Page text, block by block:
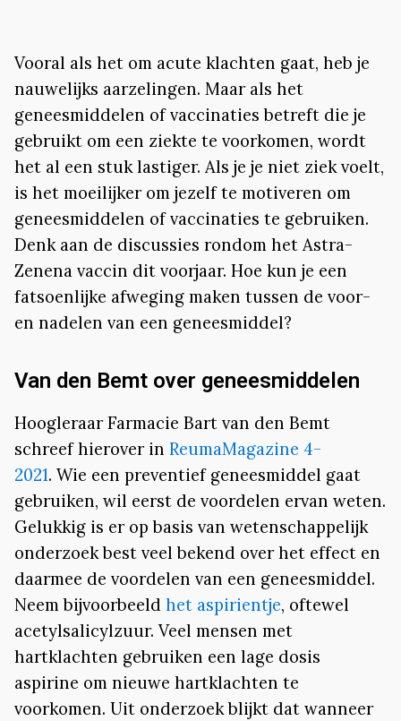
Vooral als het om acute klachten gaat, heb je
nauwelijks aarzelingen. Maar als het
geneesmiddelen of vaccinaties betreft die je
gebruikt om een ziekte te voorkomen, wordt
het al een stuk lastiger. Als je je niet ziek voelt,
is het moeilijker om jezelf te motiveren om
geneesmiddelen of vaccinaties te gebruiken.
Denk aan de discussies rondom het Astra-
Zenena vaccin dit voorjaar. Hoe kun je een
fatsoenlijke afweging maken tussen de voor-
en nadelen van een geneesmiddel?
Van den Bemt over geneesmiddelen
Hoogleraar Farmacie Bart van den Bemt
schreef hierover in ReumaMagazine 4-
2021. Wie een preventief geneesmiddel gaat
gebruiken, wil eerst de voordelen ervan weten.
Gelukkig is er op basis van wetenschappelijk
onderzoek best veel bekend over het effect en
daarmee de voordelen van een geneesmiddel.
Neem bijvoorbeeld het aspirientje, oftewel
acetylsalicylzuur. Veel mensen met
hartklachten gebruiken een lage dosis
aspirine om nieuwe hartklachten te
voorkomen. Uit onderzoek blijkt dat wanneer